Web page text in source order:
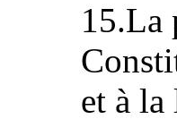
15.La
et à